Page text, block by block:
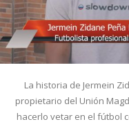
La historia de Jermein
propietario del Unión
hacerlo vetar en el fútbol